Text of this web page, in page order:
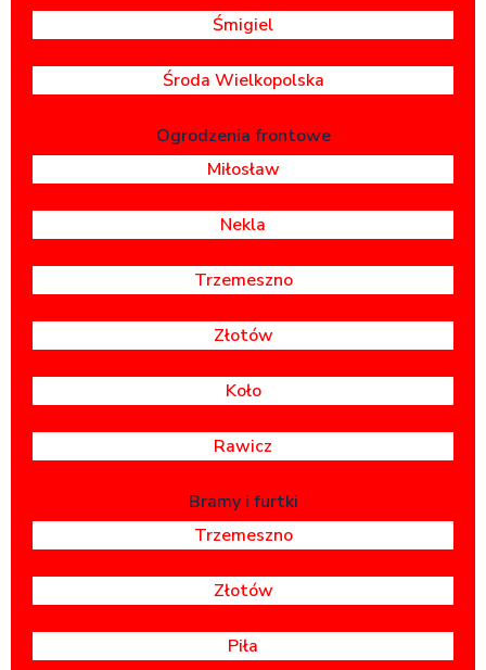
Śmigiel
Środa Wielkopolska
Ogrodzenia frontowe
Miłosław
Nekla
Trzemeszno
Złotów
Koło
Rawicz
Bramy i furtki
Trzemeszno
Złotów
Piła